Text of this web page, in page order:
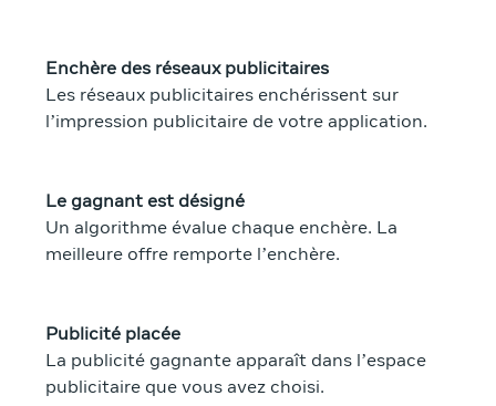
Enchère des réseaux publicitaires
Les réseaux publicitaires enchérissent sur
l’impression publicitaire de votre application.
Le gagnant est désigné
Un algorithme évalue chaque enchère. La
meilleure offre remporte l’enchère.
Publicité placée
La publicité gagnante apparaît dans l’espace
publicitaire que vous avez choisi.